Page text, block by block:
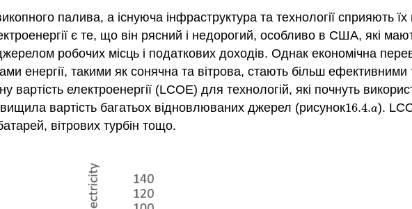
палива, а існуюча інфраструктура та технології
є те, що він рясний і недорогий, особливо в США, які
робочих місць і податкових доходів. Однак економічна
енергії, такими як сонячна та вітрова, стають більш ефективними
вартість електроенергії (LCOE) для технологій, які почнуть
вартість багатьох відновлюваних джерел (рисунок16.4.a
16.4.a).
вітрових турбін тощо.